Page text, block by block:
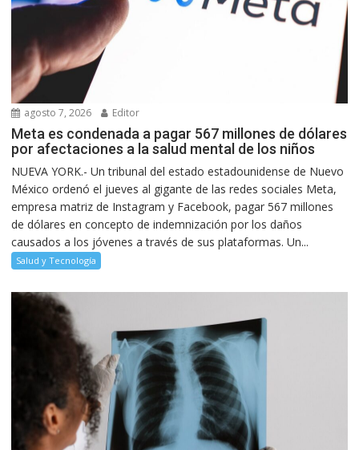
agosto 7, 2026 Editor
Meta es condenada a pagar 567 millones de dólares
por afectaciones a la salud mental de los niños
NUEVA YORK.- Un tribunal del estado estadounidense de Nuevo
México ordenó el jueves al gigante de las redes sociales Meta,
empresa matriz de Instagram y Facebook, pagar 567 millones
de dólares en concepto de indemnización por los daños
causados a los jóvenes a través de sus plataformas. Un...
Salud y Tecnología